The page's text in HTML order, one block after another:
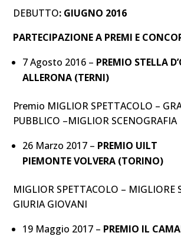
DEBUTTO: GIUGNO 2016
PARTECIPAZIONE A PREMI E
7 Agosto 2016 – PREMIO STELLA
ALLERONA (TERNI)
Premio MIGLIOR SPETTACOLO –
PUBBLICO –MIGLIOR SCENOGRAFIA
26 Marzo 2017 – PREMIO UILT
PIEMONTE VOLVERA (TORINO)
MIGLIOR SPETTACOLO – MIGLIORE
GIURIA GIOVANI
19 Maggio 2017 – PREMIO IL